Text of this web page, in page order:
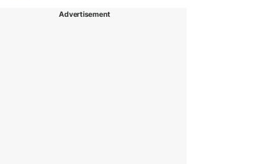
Advertisement